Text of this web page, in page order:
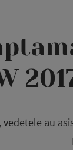
vedetele au